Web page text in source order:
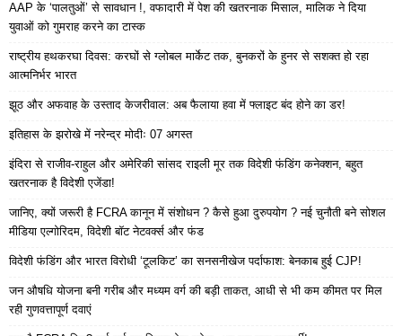
AAP के ‘पालतुओं’ से सावधान !, वफादारी में पेश की खतरनाक मिसाल, मालिक ने दिया
युवाओं को गुमराह करने का टास्क
राष्ट्रीय हथकरघा दिवस: करघों से ग्लोबल मार्केट तक, बुनकरों के हुनर से सशक्त हो रहा
आत्मनिर्भर भारत
झूठ और अफवाह के उस्ताद केजरीवाल: अब फैलाया हवा में फ्लाइट बंद होने का डर!
इतिहास के झरोखे में नरेन्द्र मोदीः 07 अगस्त
इंदिरा से राजीव-राहुल और अमेरिकी सांसद राइली मूर तक विदेशी फंडिंग कनेक्शन, बहुत
खतरनाक है विदेशी एजेंडा!
जानिए, क्यों जरूरी है FCRA कानून में संशोधन ? कैसे हुआ दुरुपयोग ? नई चुनौती बने सोशल
मीडिया एल्गोरिदम, विदेशी बॉट नेटवर्क्स और फंड
विदेशी फंडिंग और भारत विरोधी ‘टूलकिट’ का सनसनीखेज पर्दाफाश: बेनकाब हुई CJP!
जन औषधि योजना बनी गरीब और मध्यम वर्ग की बड़ी ताकत, आधी से भी कम कीमत पर मिल
रही गुणवत्तापूर्ण दवाएं